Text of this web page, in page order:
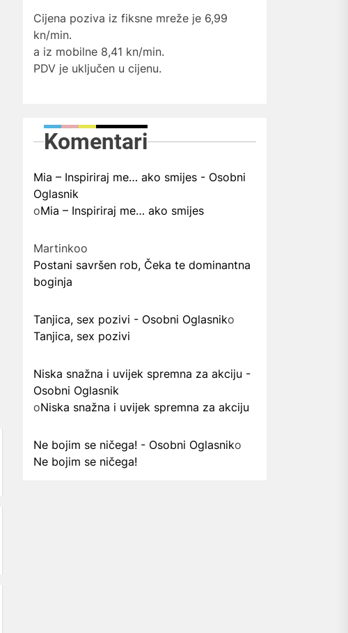
Cijena poziva iz fiksne mreže je 6,99
kn/min.
a iz mobilne 8,41 kn/min.
PDV je uključen u cijenu.
Komentari
Mia – Inspiriraj me… ako smijes - Osobni
Oglasnik
oMia – Inspiriraj me… ako smijes
Martinkoo
Postani savršen rob, Čeka te dominantna
boginja
Tanjica, sex pozivi - Osobni Oglasniko
Tanjica, sex pozivi
Niska snažna i uvijek spremna za akciju -
Osobni Oglasnik
oNiska snažna i uvijek spremna za akciju
Ne bojim se ničega! - Osobni Oglasniko
Ne bojim se ničega!